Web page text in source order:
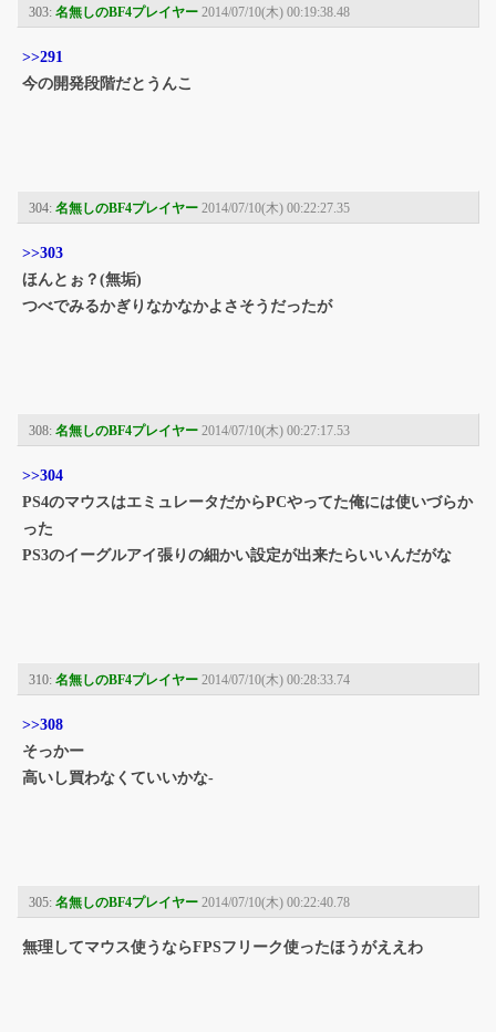
303: 名無しのBF4プレイヤー 2014/07/10(木) 00:19:38.48
>>291
今の開発段階だとうんこ
304: 名無しのBF4プレイヤー 2014/07/10(木) 00:22:27.35
>>303
ほんとぉ？(無垢)
つべでみるかぎりなかなかよさそうだったが
308: 名無しのBF4プレイヤー 2014/07/10(木) 00:27:17.53
>>304
PS4のマウスはエミュレータだからPCやってた俺には使いづらか
った
PS3のイーグルアイ張りの細かい設定が出来たらいいんだがな
310: 名無しのBF4プレイヤー 2014/07/10(木) 00:28:33.74
>>308
そっかー
高いし買わなくていいかな-
305: 名無しのBF4プレイヤー 2014/07/10(木) 00:22:40.78
無理してマウス使うならFPSフリーク使ったほうがええわ